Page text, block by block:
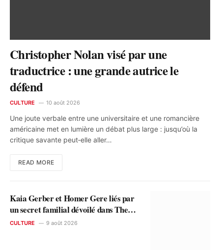
Christopher Nolan visé par une
traductrice : une grande autrice le
défend
CULTURE 10 août 2026
Une joute verbale entre une universitaire et une romancière
américaine met en lumière un débat plus large : jusqu’où la
critique savante peut‑elle aller…
READ MORE
Kaia Gerber et Homer Gere liés par
un secret familial dévoilé dans The
Shards
CULTURE 9 août 2026